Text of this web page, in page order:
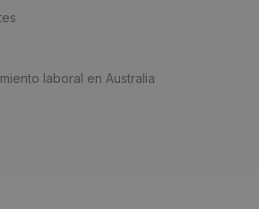
laboral en Australia